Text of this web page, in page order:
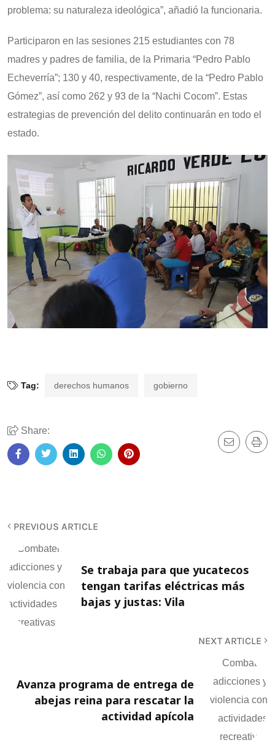
problema: su naturaleza ideológica”, añadió la funcionaria.
Participaron en las sesiones 215 estudiantes con 78
madres y padres de familia, de la Primaria “Pedro Pablo
Echeverría”; 130 y 40, respectivamente, de la “Pedro Pablo
Gómez”, así como 262 y 93 de la “Nachi Cocom”. Estas
estrategias de prevención del delito continuarán en todo el
estado.
Tag: derechos humanos gobierno
Share:
PREVIOUS ARTICLE
Se trabaja para que yucatecos
tengan tarifas eléctricas más
bajas y justas: Vila
NEXT ARTICLE
Avanza programa de entrega de
abejas reina para rescatar la
actividad apícola